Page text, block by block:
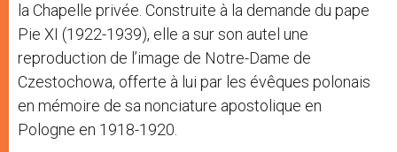
la Chapelle privée. Construite à la demande du pape
Pie XI (1922-1939), elle a sur son autel une
reproduction de l’image de Notre-Dame de
Czestochowa, offerte à lui par les évêques polonais
en mémoire de sa nonciature apostolique en
Pologne en 1918-1920.